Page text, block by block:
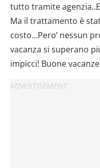
tutto tramite
Ma il trattamento è
costo…Pero’ nessun
vacanza si superano
impicci! Buone